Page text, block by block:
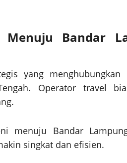
Bandar
yang menghubungkan
Operator travel
menuju Bandar
singkat dan efisien.